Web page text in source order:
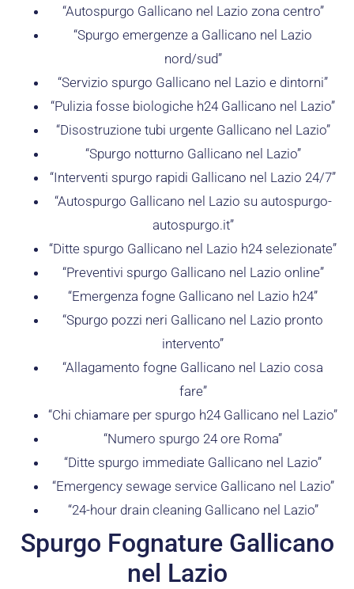
“Autospurgo Gallicano nel Lazio zona centro”
“Spurgo emergenze a Gallicano nel Lazio
nord/sud”
“Servizio spurgo Gallicano nel Lazio e dintorni”
“Pulizia fosse biologiche h24 Gallicano nel Lazio”
“Disostruzione tubi urgente Gallicano nel Lazio”
“Spurgo notturno Gallicano nel Lazio”
“Interventi spurgo rapidi Gallicano nel Lazio 24/7”
“Autospurgo Gallicano nel Lazio su autospurgo-
autospurgo.it”
“Ditte spurgo Gallicano nel Lazio h24 selezionate”
“Preventivi spurgo Gallicano nel Lazio online”
“Emergenza fogne Gallicano nel Lazio h24”
“Spurgo pozzi neri Gallicano nel Lazio pronto
intervento”
“Allagamento fogne Gallicano nel Lazio cosa
fare”
“Chi chiamare per spurgo h24 Gallicano nel Lazio”
“Numero spurgo 24 ore Roma”
“Ditte spurgo immediate Gallicano nel Lazio”
“Emergency sewage service Gallicano nel Lazio”
“24-hour drain cleaning Gallicano nel Lazio”
Spurgo Fognature Gallicano
nel Lazio